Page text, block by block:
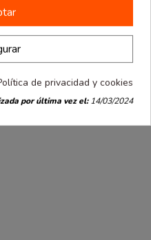
con bisagras
uds
este producto
de privacidad y cookies
por última vez el:14/03/2024